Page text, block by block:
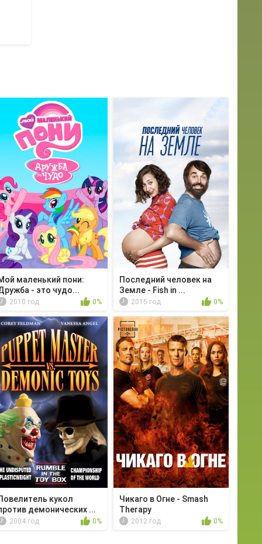
маленький пони:
- это чудо...
2010 год 0%
Последний человек на
Земле - Fish in ...
2015 год 0%
кукол
демонических ...
2004 год 0%
Чикаго в Огне - Smash
Therapy
2012 год 0%